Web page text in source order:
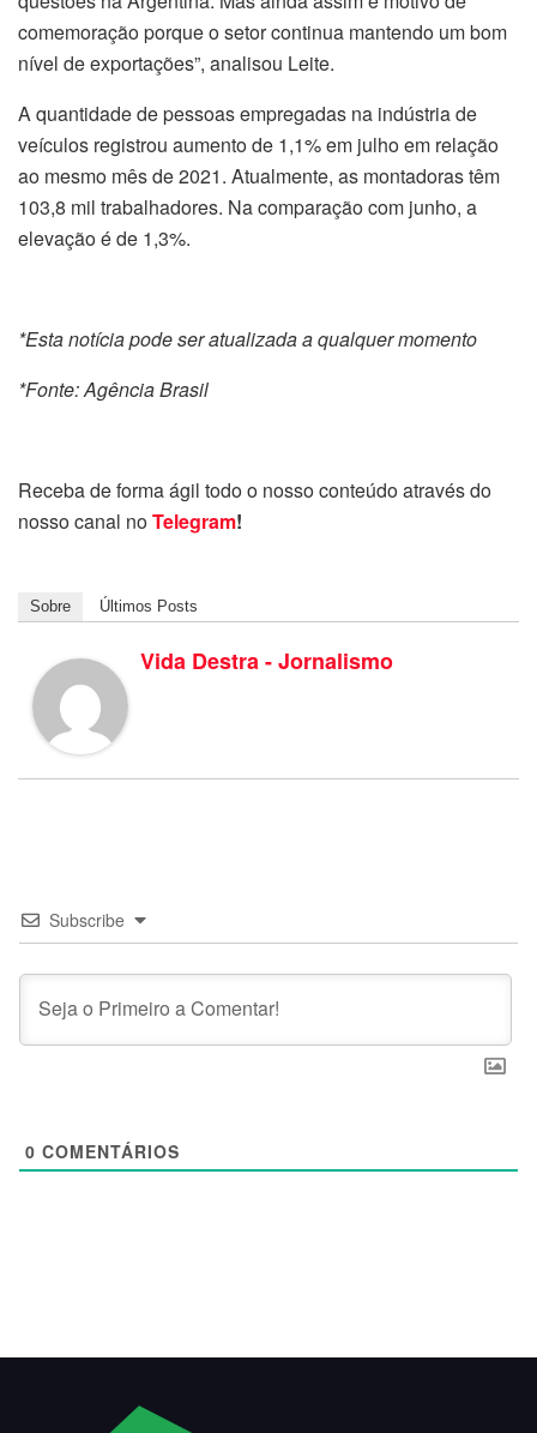
comemoração porque o setor continua mantendo um bom
nível de exportações”, analisou Leite.
A quantidade de pessoas empregadas na indústria de
veículos registrou aumento de 1,1% em julho em relação
ao mesmo mês de 2021. Atualmente, as montadoras têm
103,8 mil trabalhadores. Na comparação com junho, a
elevação é de 1,3%.
*Esta notícia pode ser atualizada a qualquer momento
*Fonte: Agência Brasil
Receba de forma ágil todo o nosso conteúdo através do
nosso canal noTelegram!
Sobre Últimos Posts
Vida Destra - Jornalismo
Subscribe
0 COMENTÁRIOS